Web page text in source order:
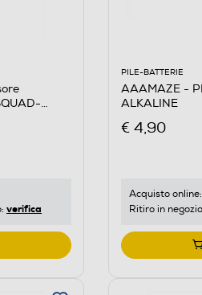
verifica
PILE-BATTERIE
AAAMAZE -
ALKALINE
€ 4,90
Acquisto online:
Ritiro in